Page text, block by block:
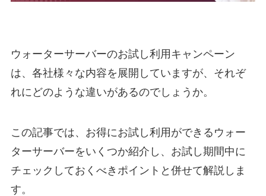
ウォーターサーバーのお試し利用キャンペーン
は、各社様々な内容を展開していますが、それぞ
れにどのような違いがあるのでしょうか。
この記事では、お得にお試し利用ができるウォー
ターサーバーをいくつか紹介し、お試し期間中に
チェックしておくべきポイントと併せて解説しま
す。